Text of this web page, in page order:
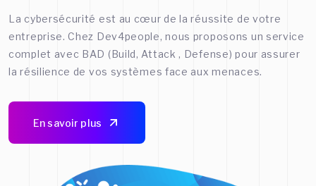
La cybersécurité est au cœur de la réussite de votre
entreprise. Chez Dev4people, nous proposons un service
complet avec BAD (Build, Attack , Defense) pour assurer
la résilience de vos systèmes face aux menaces.
En savoir plus